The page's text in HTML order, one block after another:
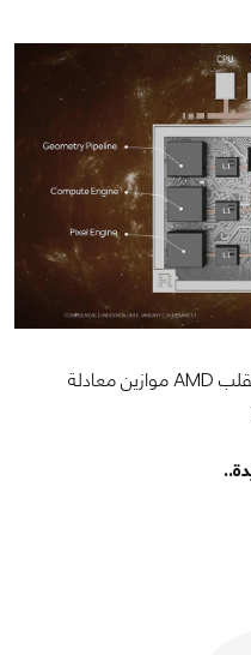
لكن التساؤل هنا هل من المتوقع ان تقلب AMD موازين معادلة